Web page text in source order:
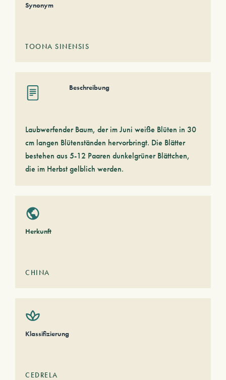
Synonym
TOONA SINENSIS
Beschreibung
Laubwerfender Baum, der im Juni weiße Blüten in 30
cm langen Blütenständen hervorbringt. Die Blätter
bestehen aus 5-12 Paaren dunkelgrüner Blättchen,
die im Herbst gelblich werden.
Herkunft
CHINA
Klassifizierung
CEDRELA